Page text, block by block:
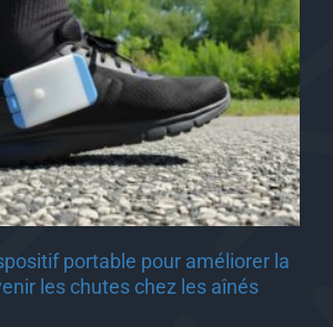
portable pour améliorer la
les chutes chez les aînés